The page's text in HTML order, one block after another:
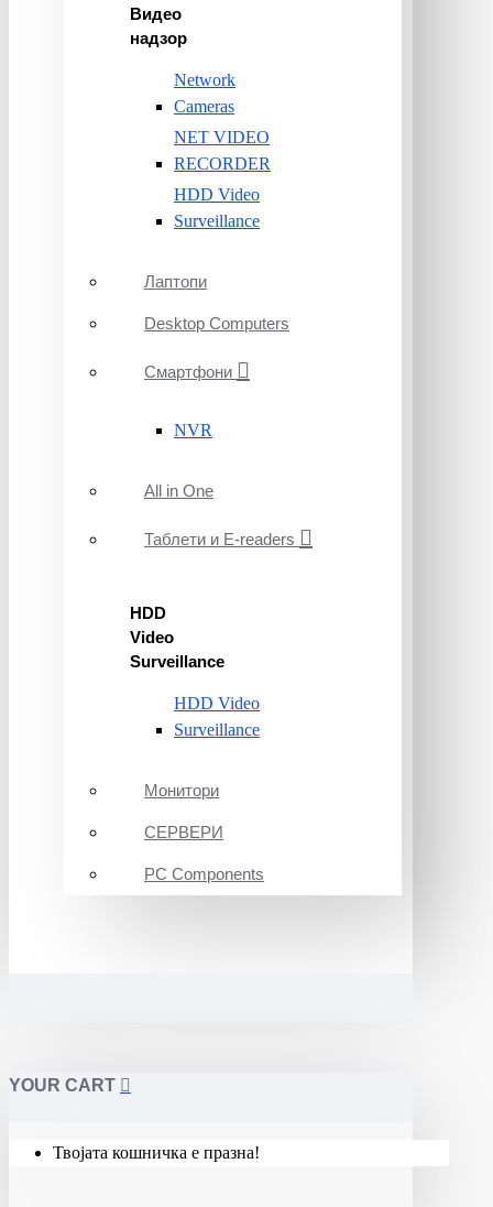
Видео
надзор
Network
Cameras
NET VIDEO
RECORDER
HDD Video
Surveillance
Лаптопи
Desktop Computers
Смартфони
NVR
All in One
Таблети и E-readers
HDD
Video
Surveillance
HDD Video
Surveillance
Монитори
СЕРВЕРИ
PC Components
YOUR CART
Твојата кошничка е празна!